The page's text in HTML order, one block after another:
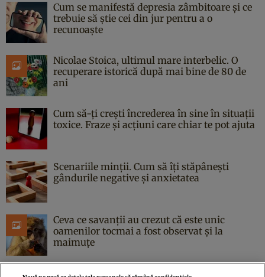
Cum se manifestă depresia zâmbitoare și ce
trebuie să știe cei din jur pentru a o
recunoaște
Nicolae Stoica, ultimul mare interbelic. O
recuperare istorică după mai bine de 80 de
ani
Cum să-ți crești încrederea în sine în situații
toxice. Fraze și acțiuni care chiar te pot ajuta
Scenariile minții. Cum să îți stăpânești
gândurile negative și anxietatea
Ceva ce savanții au crezut că este unic
oamenilor tocmai a fost observat și la
maimuțe